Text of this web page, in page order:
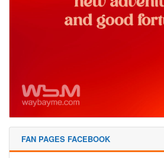
FAN PAGES FACEBOOK